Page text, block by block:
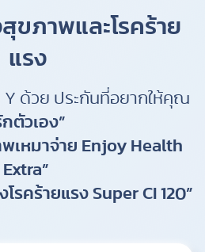
ขภาพและโรคร้าย
แรง
Y ด้วย ประกันที่อยากให้คุณ
กตัวเอง”
เหมาจ่าย Enjoy Health
Extra”
รคร้ายแรง Super CI 120”